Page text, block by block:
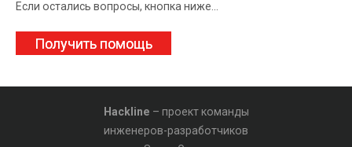
Если остались вопросы, кнопка ниже...
Получить помощь
Hackline – проект команды
инженеров-разработчиков